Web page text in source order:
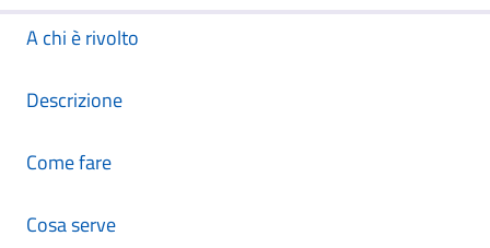
A chi è rivolto
Descrizione
Come fare
Cosa serve